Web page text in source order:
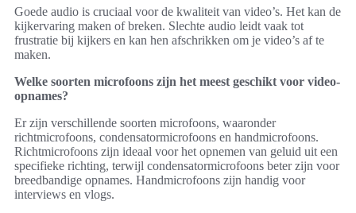
Goede audio is cruciaal voor de kwaliteit van video’s. Het kan de
kijkervaring maken of breken. Slechte audio leidt vaak tot
frustratie bij kijkers en kan hen afschrikken om je video’s af te
maken.
Welke soorten microfoons zijn het meest geschikt voor video-
opnames?
Er zijn verschillende soorten microfoons, waaronder
richtmicrofoons, condensatormicrofoons en handmicrofoons.
Richtmicrofoons zijn ideaal voor het opnemen van geluid uit een
specifieke richting, terwijl condensatormicrofoons beter zijn voor
breedbandige opnames. Handmicrofoons zijn handig voor
interviews en vlogs.